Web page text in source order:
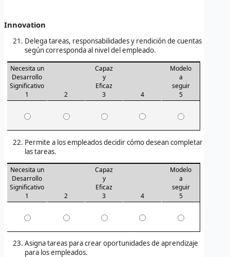
Innovation
Delega tareas, responsabilidades y rendición de cuentas
según corresponda al nivel del empleado.
Necesita un
Desarrollo
Significativo
1
2
Capaz
y
Eficaz
3
4
Modelo
a
seguir
5
Permite a los empleados decidir cómo desean completar
las tareas.
Necesita un
Desarrollo
Significativo
1
2
Capaz
y
Eficaz
3
4
Modelo
a
seguir
5
Asigna tareas para crear oportunidades de aprendizaje
para los empleados.